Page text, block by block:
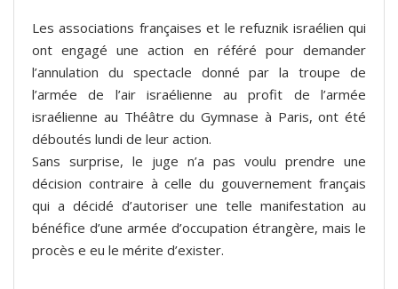
Les associations françaises et le refuznik israélien qui
ont engagé une action en référé pour demander
l’annulation du spectacle donné par la troupe de
l’armée de l’air israélienne au profit de l’armée
israélienne au Théâtre du Gymnase à Paris, ont été
déboutés lundi de leur action.
Sans surprise, le juge n’a pas voulu prendre une
décision contraire à celle du gouvernement français
qui a décidé d’autoriser une telle manifestation au
bénéfice d’une armée d’occupation étrangère, mais le
procès e eu le mérite d’exister.